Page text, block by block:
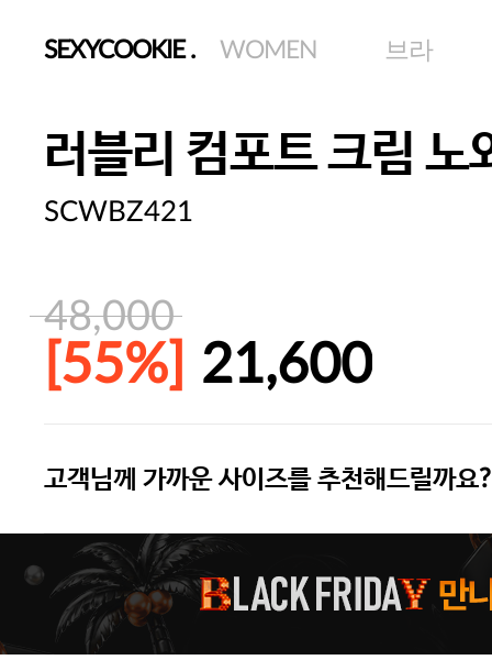
SEXYCOOKIE. WOMEN 브라
러블리 컴포트 크림 노
SCWBZ421
48,000
[55%] 21,600
주말특가 20%(8.7~8.9)/5만원 이
[썸머블프] 1만원 할인 쿠폰(8.1~31)
[썸머블프] 2만원 할인 쿠폰(8.1~31)
고객님께 가까운 사이즈를 추천해드릴까요?